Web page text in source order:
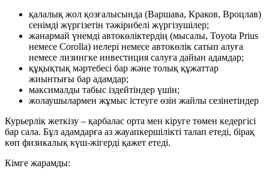
қалалық жол қозғалысында (Варшава, Краков, Вроцлав)
сенімді жүргізетін тәжірибелі жүргізушілер;
жанармай үнемді автокөліктердің (мысалы, Toyota Prius
немесе Corolla) иелері немесе автокөлік сатып алуға
немесе лизингке инвестиция салуға дайын адамдар;
құқықтық мәртебесі бар және толық құжаттар
жиынтығы бар адамдар;
максималды табыс іздейтіндер үшін;
жолаушылармен жұмыс істеуге өзін жайлы сезінетіндер
Курьерлік жеткізу – қарбалас орта мен кіруге төмен кедергісі
бар сала. Бұл адамдарға аз жауапкершілікті талап етеді, бірақ
көп физикалық күш-жігерді қажет етеді.
Кімге жарамды: